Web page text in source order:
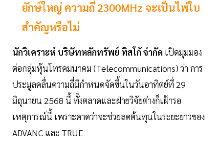
ยักษ์ใหญ่ ความถี่ 2300MHz จะเป็นไพ่ใบ
สำคัญหรือไม่
นักวิเคราะห์ บริษัทหลักทรัพย์ ทิสโก้ จำกัด เปิดมุมมอง
ต่อกลุ่มหุ้นโทรคมนาคม (Telecommunications) ว่า การ
ประมูลคลื่นความถี่มีกำหนดจัดขึ้นในวันอาทิตย์ที่ 29
มิถุนายน 2568 นี้ ทั้งตลาดและฝ่ายวิจัยต่างก็เฝ้ารอ
เหตุการณ์นี้ เพราะคาดว่าจะช่วยลดต้นทุนในระยะยาวของ
ADVANC และ TRUE